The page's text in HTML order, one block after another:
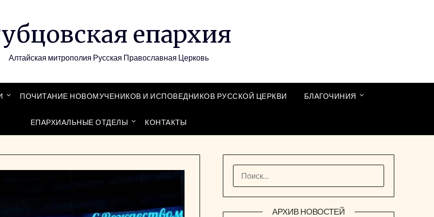
епархия
Алтайская митрополия Русская Православная Церковь
ПОЧИТАНИЕ НОВОМУЧЕНИКОВ И ИСПОВЕДНИКОВ РУССКОЙ ЦЕРКВИ БЛАГОЧИНИЯ
ЕПАРХИАЛЬНЫЕ ОТДЕЛЫ КОНТАКТЫ
АРХИВ НОВОСТЕЙ